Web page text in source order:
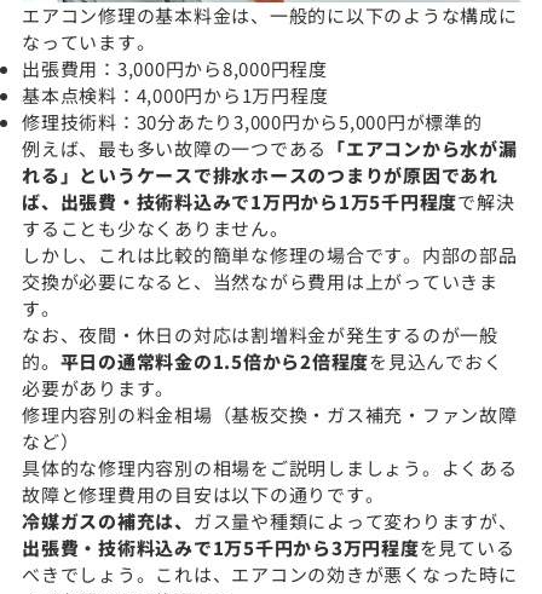
エアコン修理の基本料金は、一般的に以下のような構成に
なっています。
出張費用：3,000円から8,000円程度
基本点検料：4,000円から1万円程度
修理技術料：30分あたり3,000円から5,000円が標準的
例えば、最も多い故障の一つである 「エアコンから水が漏
れる」というケースで排水ホースのつまりが原因であれ
ば、出張費・技術料込みで1万円から1万5千円程度で解決
することも少なくありません。
しかし、これは比較的簡単な修理の場合です。内部の部品
交換が必要になると、当然ながら費用は上がっていきま
す。
なお、夜間・休日の対応は割増料金が発生するのが一般
的。 平日の通常料金の1.5倍から2倍程度を見込んでおく
必要があります。
修理内容別の料金相場（基板交換・ガス補充・ファン故障
など）
具体的な修理内容別の相場をご説明しましょう。よくある
故障と修理費用の目安は以下の通りです。
冷媒ガスの補充は、 ガス量や種類によって変わりますが、
出張費・技術料込みで1万5千円から3万円程度を見ている
べきでしょう。これは、エアコンの効きが悪くなった時に